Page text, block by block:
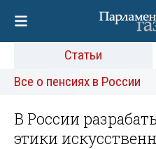
Статьи
Все о пенсиях в России
В России
этики